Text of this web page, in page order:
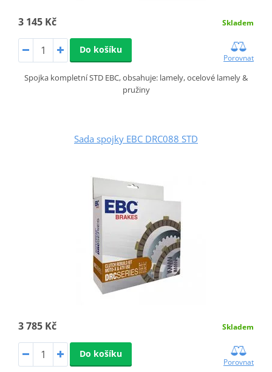
3 145 Kč Skladem
Do košíku
Porovnat
Spojka kompletní STD EBC, obsahuje: lamely, ocelové lamely &
pružiny
Sada spojky EBC DRC088 STD
3 785 Kč Skladem
Do košíku
Porovnat